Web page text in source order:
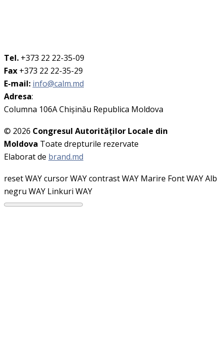
Tel. +373 22 22-35-09
Fax +373 22 22-35-29
E-mail: info@calm.md
Adresa:
Columna 106A Chişinău Republica Moldova
© 2026 Congresul Autorităţilor Locale din
Moldova Toate drepturile rezervate
Elaborat de brand.md
reset WAYcursor WAYcontrast WAY Marire Font WAYAlb
negru WAY Linkuri WAY